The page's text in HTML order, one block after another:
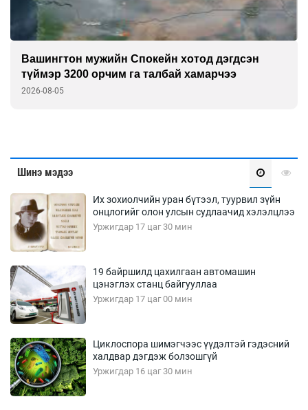
Вашингтон мужийн Спокейн хотод дэгдсэн
түймэр 3200 орчим га талбай хамарчээ
2026-08-05
Шинэ мэдээ
Их зохиолчийн уран бүтээл, туурвил зүйн
онцлогийг олон улсын судлаачид хэлэлцлээ
Уржигдар 17 цаг 30 мин
19 байршилд цахилгаан автомашин
цэнэглэх станц байгууллаа
Уржигдар 17 цаг 00 мин
Циклоспора шимэгчээс үүдэлтэй гэдэсний
халдвар дэгдэж болзошгүй
Уржигдар 16 цаг 30 мин